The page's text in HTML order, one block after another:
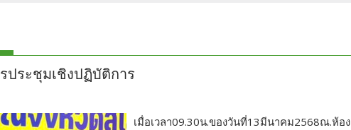
ประชุมเชิงปฏิบัติการ
เมื่อเวลา09.30น.ของวันที่13มีนาคม2568ณ.ห้อง